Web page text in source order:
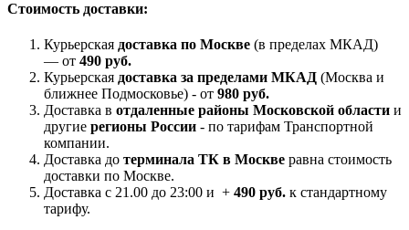
Стоимость доставки:
Курьерская доставка по Москве (в пределах МКАД)
— от 490 руб.
Курьерская доставка за пределами МКАД (Москва и
ближнее Подмосковье) - от 980 руб.
Доставка в отдаленные районы Московской области и
другие регионы России - по тарифам Транспортной
компании.
Доставка до терминала ТК в Москве равна стоимость
доставки по Москве.
Доставка с 21.00 до 23:00 и + 490 руб. к стандартному
тарифу.